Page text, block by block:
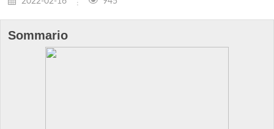
Sommario